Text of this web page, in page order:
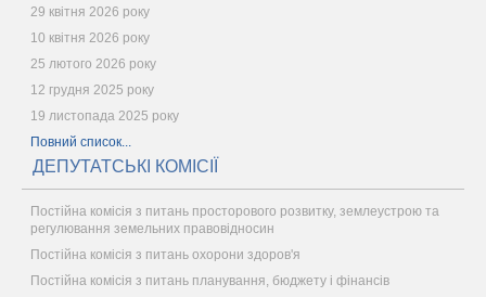
29 квітня 2026 року
10 квітня 2026 року
25 лютого 2026 року
12 грудня 2025 року
19 листопада 2025 року
Повний список...
ДЕПУТАТСЬКІ КОМІСІЇ
Постійна комісія з питань просторового розвитку, землеустрою та
регулювання земельних правовідносин
Постійна комісія з питань охорони здоров'я
Постійна комісія з питань планування, бюджету і фінансів